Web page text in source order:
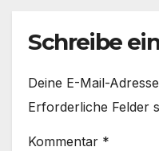
Schreibe
Deine E-Mail-
Erforderliche Felder
Kommentar *